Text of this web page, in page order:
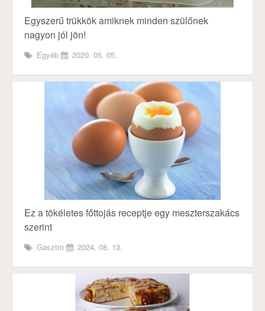
Egyszerű trükkök amiknek minden szülőnek
nagyon jól jön!
Egyéb 2020. 05. 05.
Ez a tökéletes főttojás receptje egy meszterszakács
szerint
Gasztro 2024. 08. 13.